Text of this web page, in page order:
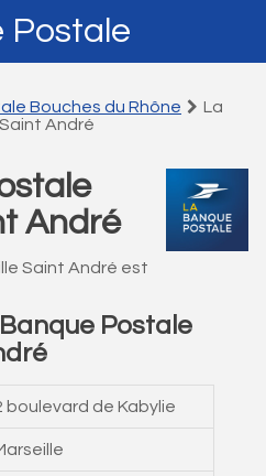
Postale
Bouches du Rhône
La
André
André
Saint André est
Postale
boulevard de Kabylie